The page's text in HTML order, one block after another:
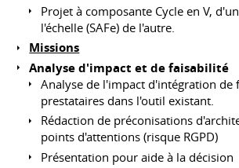
Projet à composante Cycle en V,
l'échelle (SAFe) de l'autre.
Missions
Analyse d'impact et de faisabilité
Analyse de l'impact d'intégration de
prestataires dans l'outil existant.
Rédaction de préconisations
points d'attentions (risque RGPD)
Présentation pour aide à la décision